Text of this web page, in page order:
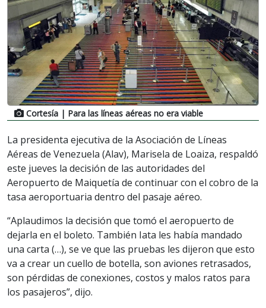
Cortesía | Para las líneas aéreas no era viable
La presidenta ejecutiva de la Asociación de Líneas
Aéreas de Venezuela (Alav), Marisela de Loaiza, respaldó
este jueves la decisión de las autoridades del
Aeropuerto de Maiquetía de continuar con el cobro de la
tasa aeroportuaria dentro del pasaje aéreo.
“Aplaudimos la decisión que tomó el aeropuerto de
dejarla en el boleto. También Iata les había mandado
una carta (…), se ve que las pruebas les dijeron que esto
va a crear un cuello de botella, son aviones retrasados,
son pérdidas de conexiones, costos y malos ratos para
los pasajeros”, dijo.